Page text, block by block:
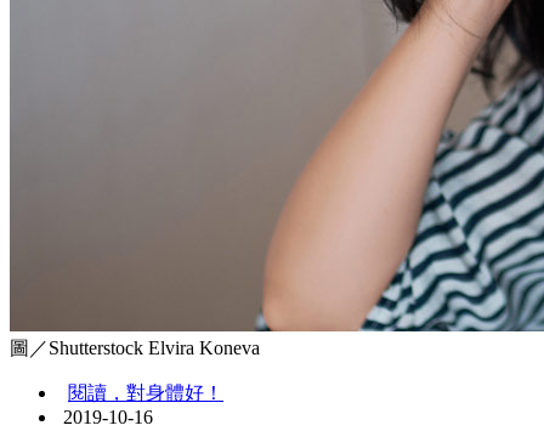
圖／Shutterstock Elvira Koneva
閱讀，對身體好！
2019-10-16